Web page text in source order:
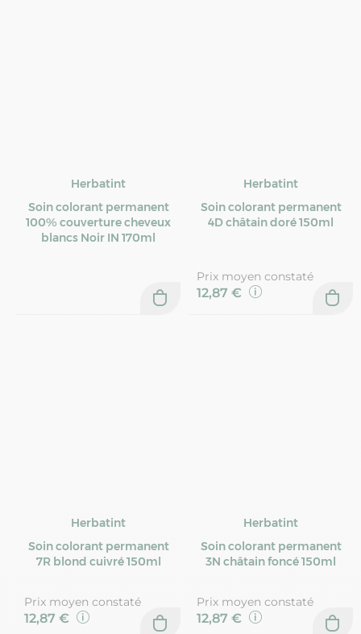
Herbatint
Soin colorant permanent
100% couverture cheveux
blancs Noir IN 170ml
Herbatint
Soin colorant permanent
4D châtain doré 150ml
Prix moyen constaté
12,87 €
Herbatint
Soin colorant permanent
7R blond cuivré 150ml
Prix moyen constaté
12,87 €
Herbatint
Soin colorant permanent
3N châtain foncé 150ml
Prix moyen constaté
12,87 €